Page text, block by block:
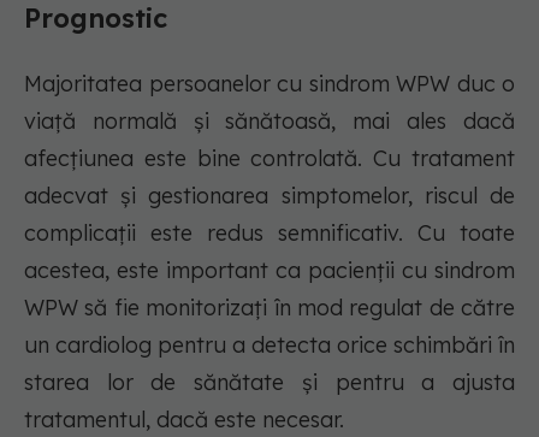
Prognostic
Majoritatea persoanelor cu sindrom WPW duc o
viață normală și sănătoasă, mai ales dacă
afecțiunea este bine controlată. Cu tratament
adecvat și gestionarea simptomelor, riscul de
complicații este redus semnificativ. Cu toate
acestea, este important ca pacienții cu sindrom
WPW să fie monitorizați în mod regulat de către
un cardiolog pentru a detecta orice schimbări în
starea lor de sănătate și pentru a ajusta
tratamentul, dacă este necesar.